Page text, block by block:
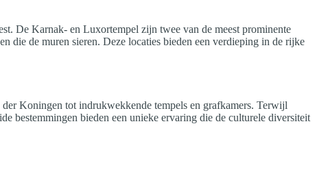
De Karnak- en Luxortempel zijn twee van de meest prominente
die de muren sieren. Deze locaties bieden een verdieping in de rijke
Koningen tot indrukwekkende tempels en grafkamers. Terwijl
bestemmingen bieden een unieke ervaring die de culturele diversiteit